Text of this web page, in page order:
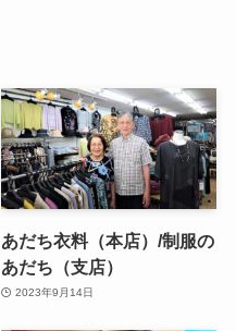
あだち衣料（本店）/制服の
あだち（支店）
2023年9月14日